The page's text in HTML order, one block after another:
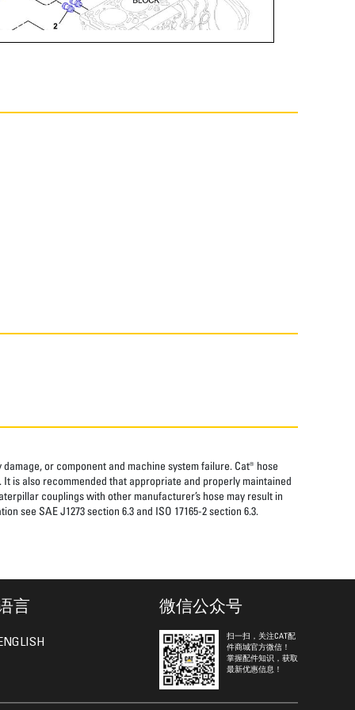
or component and machine system failure. Cat® hose
is also recommended that appropriate and properly maintained
couplings with other manufacturer’s hose may result in
see SAE J1273 section 6.3 and ISO 17165-2 section 6.3.
言 微信公众号
扫一扫，关注CAT配
件商城官方微信！
掌握配件知识，获取
最新优惠信息！